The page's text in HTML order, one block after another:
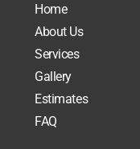
Home
About Us
Services
Gallery
Estimates
FAQ